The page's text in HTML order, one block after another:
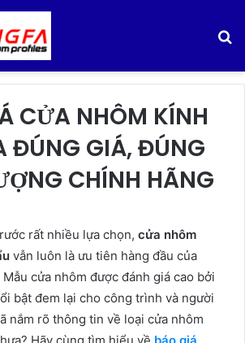
CỬA NHÔM KÍNH
ĐÚNG GIÁ, ĐÚNG
CHÍNH HÃNG
rất nhiều lựa chọn, cửa nhôm
vẫn luôn là ưu tiên hàng đầu của
cửa nhôm được đánh giá cao bởi
bật đem lại cho công trình và người
nắm rõ thông tin về loại cửa nhôm